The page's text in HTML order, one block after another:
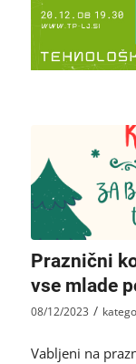
Praznični
vse mlade
08/12/2023 /
Vabljeni na